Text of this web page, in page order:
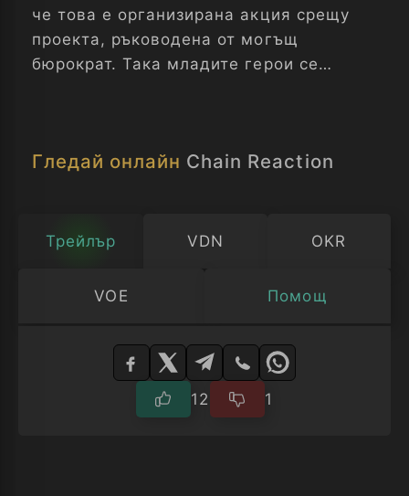
че това е организирана акция срещу
проекта, ръководена от могъщ
бюрократ. Така младите герои се
от загадъчни убийствa.
Гледай онлайн Chain Reaction
Трейлър VDN OKR
VOE Помощ
Изберете
12 1